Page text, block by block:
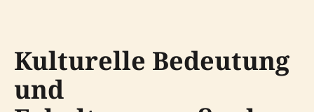
Kulturelle Bedeutung
und